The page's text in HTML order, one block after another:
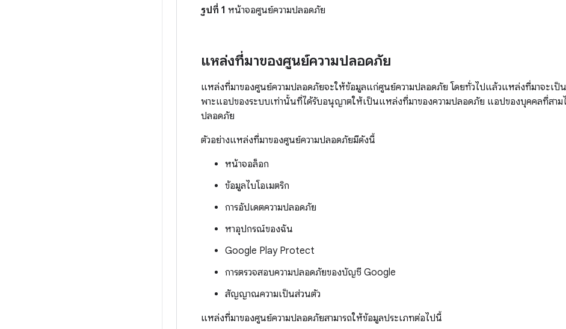
รูปที่ 1 หน้าจอศูนย์ความปลอดภัย
แหล่งที่มาของศูนย์ความปลอดภัย
แหล่งที่มาของศูนย์ความปลอดภัยจะให้ข้อมูลแก่ศูนย์ความปลอดภัย โดยทั่วไปแล้วแหล่งที่มาจะเ
พาะแอปของระบบเท่านั้นที่ได้รับอนุญาตให้เป็นแหล่งที่มาของความปลอดภัย แอปของบุคคลที่สาม
ปลอดภัย
ตัวอย่างแหล่งที่มาของศูนย์ความปลอดภัยมีดังนี้
หน้าจอล็อก
ข้อมูลไบโอเมตริก
การอัปเดตความปลอดภัย
หาอุปกรณ์ของฉัน
Google Play Protect
การตรวจสอบความปลอดภัยของบัญชี Google
สัญญาณความเป็นส่วนตัว
แหล่งที่มาของศูนย์ความปลอดภัยสามารถให้ข้อมูลประเภทต่อไปนี้